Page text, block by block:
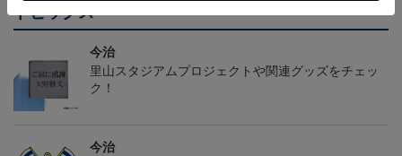
トピックス
今治
里山スタジアムプロジェクトや関連グッズをチェッ
ク！
今治